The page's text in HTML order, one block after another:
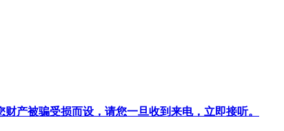
产被骗受损而设，请您一旦收到来电，立即接听。